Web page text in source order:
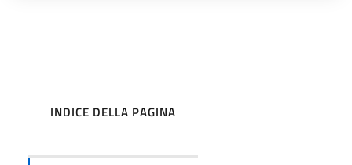
INDICE DELLA PAGINA